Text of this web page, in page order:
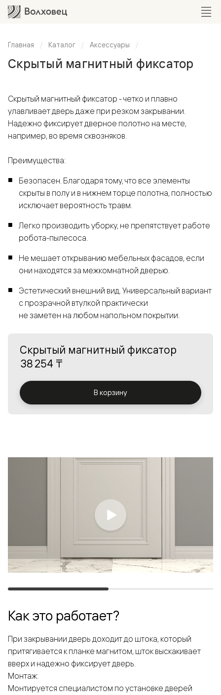
Главная Каталог Аксессуары
Скрытый магнитный фиксатор
Скрытый магнитный фиксатор - четко и плавно
улавливает дверь даже при резком закрывании.
Надежно фиксирует дверное полотно на месте,
например, во время сквозняков.
Преимущества:
Безопасен. Благодаря тому, что все элементы
скрыты в полу и в нижнем торце полотна, полностью
исключает вероятность травм.
Легко производить уборку, не препятствует работе
робота-пылесоса.
Не мешает открыванию мебельных фасадов, если
они находятся за межкомнатной дверью.
Эстетический внешний вид. Универсальный вариант
с прозрачной втулкой практически
не заметен на любом напольном покрытии.
Скрытый магнитный фиксатор
38 254 ₸
В корзину
Как это работает?
При закрывании дверь доходит до штока, который
притягивается к планке магнитом, шток выскакивает
вверх и надежно фиксирует дверь.
Монтаж:
Монтируется специалистом по установке дверей